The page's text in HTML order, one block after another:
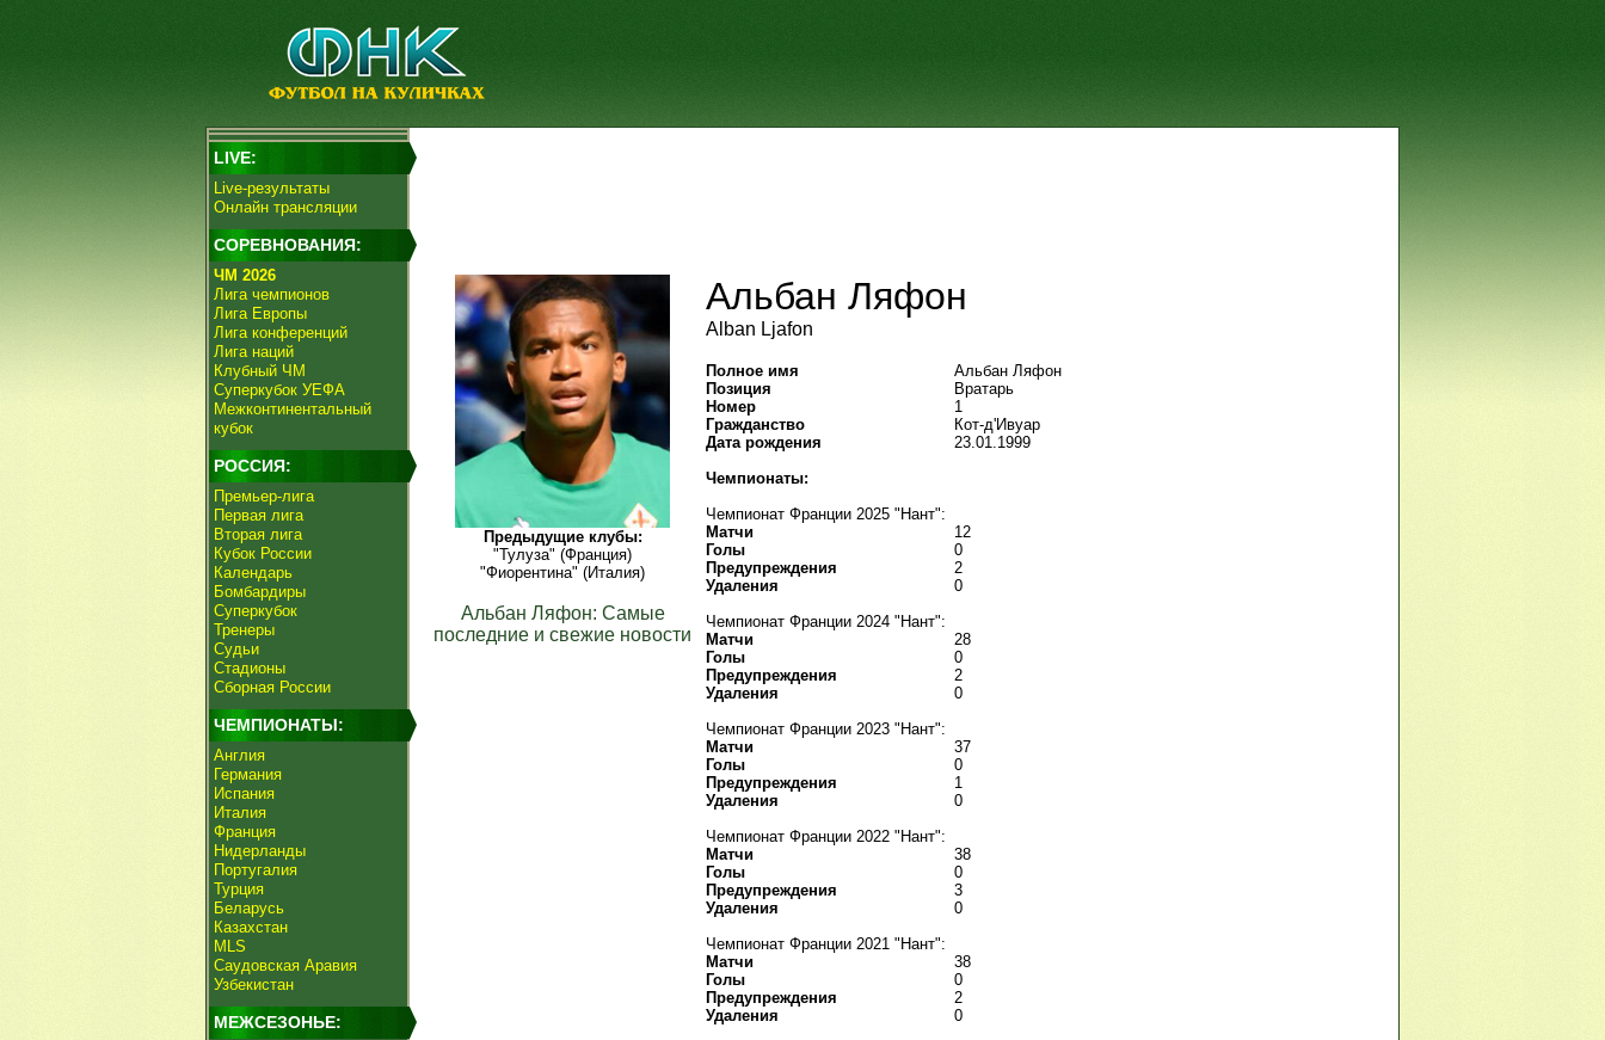
LIVE:
Live-результаты
Онлайн трансляции
СОРЕВНОВАНИЯ:
ЧМ 2026
Лига чемпионов
Лига Европы
Лига конференций
Лига наций
Клубный ЧМ
Суперкубок УЕФА
Межконтинентальный
кубок
РОССИЯ:
Премьер-лига
Первая лига
Вторая лига
Кубок России
Календарь
Бомбардиры
Суперкубок
Тренеры
Судьи
Стадионы
Сборная России
ЧЕМПИОНАТЫ:
Англия
Германия
Испания
Италия
Франция
Нидерланды
Португалия
Турция
Беларусь
Казахстан
MLS
Саудовская Аравия
Узбекистан
МЕЖСЕЗОНЬЕ:
Предыдущие клубы:
"Тулуза" (Франция)
"Фиорентина" (Италия)
Альбан Ляфон: Самые
последние и свежие новости
Альбан Ляфон
Alban Ljafon
Полное имя
Альбан Ляфон
Позиция
Вратарь
Номер
1
Гражданство
Кот-д'Ивуар
Дата рождения
23.01.1999
Чемпионаты:
Чемпионат Франции 2025 "Нант":
Матчи
12
Голы
0
Предупреждения
2
Удаления
0
Чемпионат Франции 2024 "Нант":
Матчи
28
Голы
0
Предупреждения
2
Удаления
0
Чемпионат Франции 2023 "Нант":
Матчи
37
Голы
0
Предупреждения
1
Удаления
0
Чемпионат Франции 2022 "Нант":
Матчи
38
Голы
0
Предупреждения
3
Удаления
0
Чемпионат Франции 2021 "Нант":
Матчи
38
Голы
0
Предупреждения
2
Удаления
0